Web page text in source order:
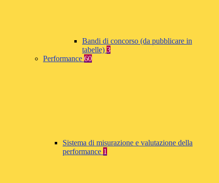
Bandi di concorso (da pubblicare in
tabelle) 3
Performance 60
Sistema di misurazione e valutazione della
performance 1